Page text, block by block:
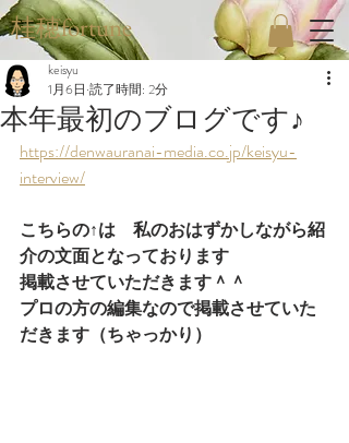
桂穂fortune
本年最初のブログです♪
keisyu
1月6日 読了時間: 2分
https://denwauranai-media.co.jp/keisyu-
interview/
こちらの↑は　私のおはずかしながら紹
介の文面となっております
掲載させていただきます＾＾
プロの方の編集なので掲載させていた
だきます（ちゃっかり）